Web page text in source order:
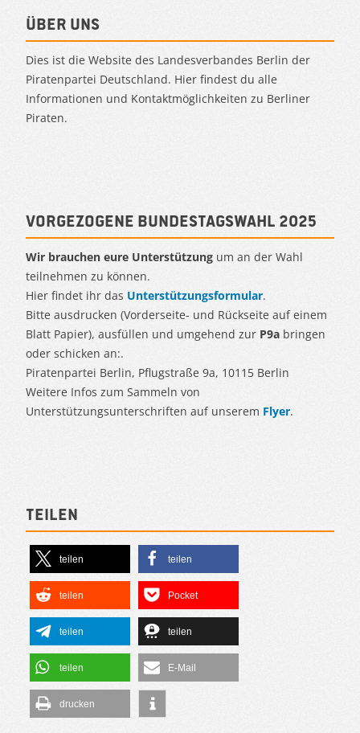
Über uns
Dies ist die Website des Landesverbandes Berlin der
Piratenpartei Deutschland. Hier findest du alle
Informationen und Kontaktmöglichkeiten zu Berliner
Piraten.
Vorgezogene Bundestagswahl 2025
Wir brauchen eure Unterstützung um an der Wahl
teilnehmen zu können.
Hier findet ihr das Unterstützungsformular.
Bitte ausdrucken (Vorderseite- und Rückseite auf einem
Blatt Papier), ausfüllen und umgehend zur P9a bringen
oder schicken an:.
Piratenpartei Berlin, Pflugstraße 9a, 10115 Berlin
Weitere Infos zum Sammeln von
Unterstützungsunterschriften auf unserem Flyer.
Teilen
teilen teilen
teilen Pocket
teilen teilen
teilen E-Mail
drucken